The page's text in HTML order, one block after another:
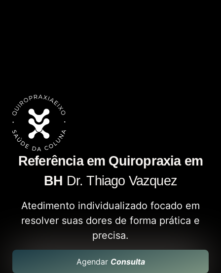
Referência em Quiropraxia em
BH Dr. Thiago Vazquez
Atedimento individualizado focado em
resolver suas dores de forma prática e
precisa.
Agendar Consulta